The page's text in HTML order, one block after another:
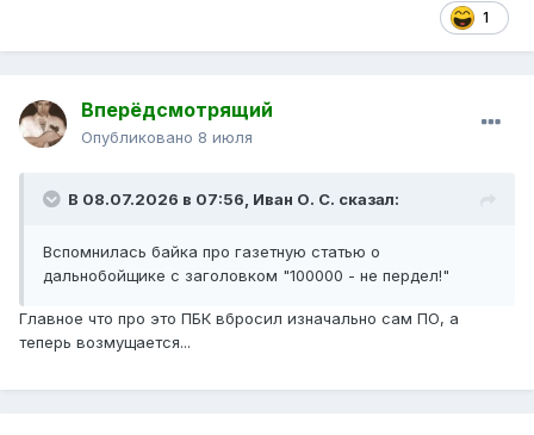
1
Вперёдсмотрящий
Опубликовано 8 июля
В 08.07.2026 в 07:56, Иван О. С. сказал:
Вспомнилась байка про газетную статью о
дальнобойщике с заголовком "100000 - не пердел!"
Главное что про это ПБК вбросил изначально сам ПО, а
теперь возмущается...